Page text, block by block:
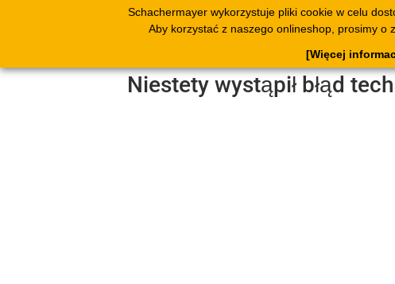
Schachermayer wykorzystuje pliki cookie w celu
Aby korzystać z naszego onlineshop, prosimy o
[Więcej
Produkty
Katalogi
książkowe
Niestety wystąpił błąd